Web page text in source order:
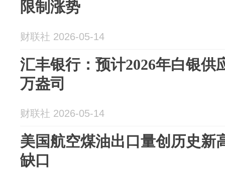
限制涨势
财联社 2026-05-14
汇丰银行：预计2026年白银供
万盎司
财联社 2026-05-14
美国航空煤油出口量创历史新
缺口